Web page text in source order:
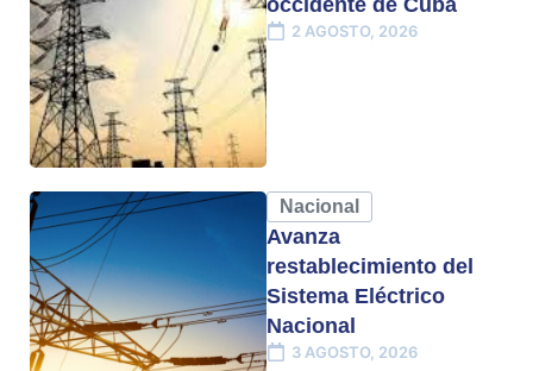
2 AGOSTO, 2026
Nacional
Avanza
restablecimiento del
Sistema Eléctrico
Nacional
3 AGOSTO, 2026